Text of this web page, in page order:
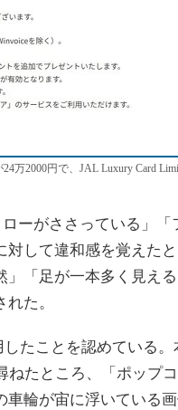
万2000円で、JAL Luxury Card
ーがささっている」「
対して違和感を覚えた
「足が一本多く見え
た。
たことを認めている。
たところ、「ポップ
車輪が宙に浮いている